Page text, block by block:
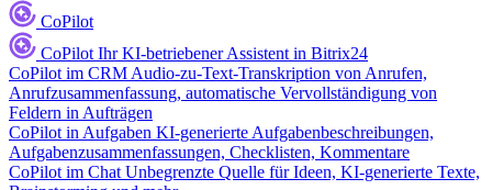
CoPilot
CoPilot Ihr KI-betriebener Assistent in Bitrix24
CoPilot im CRM Audio-zu-Text-Transkription von Anrufen,
Anrufzusammenfassung, automatische Vervollständigung von
Feldern in Aufträgen
CoPilot in Aufgaben KI-generierte Aufgabenbeschreibungen,
Aufgabenzusammenfassungen, Checklisten, Kommentare
CoPilot im Chat Unbegrenzte Quelle für Ideen, KI-generierte Texte,